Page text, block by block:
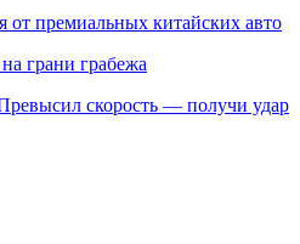
от премиальных китайских авто
грани грабежа
скорость — получи удар